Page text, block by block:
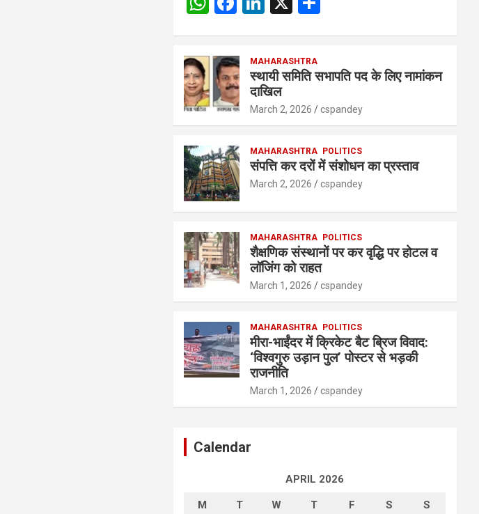
s
A
p
b
o
o
dI
n
e
MAHARASHTRA
स्थायी समिति सभापति पद के लिए नामांकन
दाखिल
March 2, 2026 cspandey
MAHARASHTRA POLITICS
संपत्ति कर दरों में संशोधन का प्रस्ताव
March 2, 2026 cspandey
MAHARASHTRA POLITICS
शैक्षणिक संस्थानों पर कर वृद्धि पर होटल व
लॉजिंग को राहत
March 1, 2026 cspandey
MAHARASHTRA POLITICS
मीरा-भाईंदर में क्रिकेट बैट ब्रिज विवाद:
‘विश्वगुरु उड़ान पुल’ पोस्टर से भड़की
राजनीति
March 1, 2026 cspandey
Calendar
APRIL 2026
M T W T F S S